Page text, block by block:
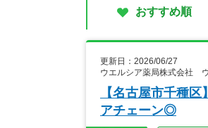
おすすめ順
更新日：2026/06/27
ウエルシア薬局株式会社
【名古屋市千種
アチェーン◎